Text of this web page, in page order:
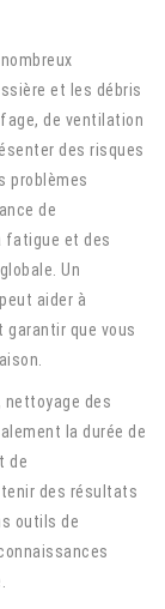
et les débris
de ventilation
des risques
problèmes
de
fatigue et des
Un
aider à
garantir que vous
nettoyage des
la durée de
de
des résultats
outils de